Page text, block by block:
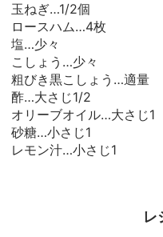
玉ねぎ…1/2個
ロースハム…4枚
塩…少々
こしょう…少々
粗びき黒こしょう…適量
酢…大さじ1/2
オリーブオイル…大さじ1
砂糖…小さじ1
レモン汁…小さじ1
レ